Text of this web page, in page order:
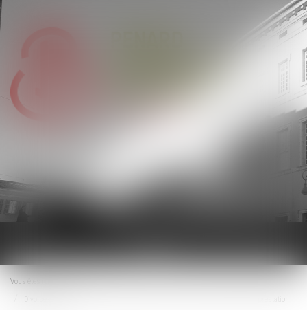
le
menu
Vous êtes ici :
Divorce et remariage : quelles conséquences sur la pension alimentaire et la prestation